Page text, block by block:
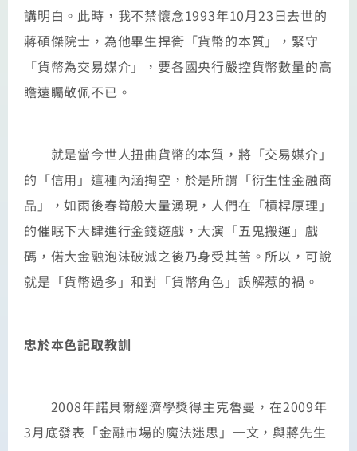
講明白。此時，我不禁懷念1993年10月23日去世的
蔣碩傑院士，為他畢生捍衛「貨幣的本質」，緊守
「貨幣為交易媒介」，要各國央行嚴控貨幣數量的高
瞻遠矚敬佩不已。
就是當今世人扭曲貨幣的本質，將「交易媒介」
的「信用」這種內涵掏空，於是所謂「衍生性金融商
品」，如雨後春筍般大量湧現，人們在「槓桿原理」
的催眠下大肆進行金錢遊戲，大演「五鬼搬運」戲
碼，偌大金融泡沫破滅之後乃身受其苦。所以，可說
就是「貨幣過多」和對「貨幣角色」誤解惹的禍。
忠於本色記取教訓
2008年諾貝爾經濟學獎得主克魯曼，在2009年
3月底發表「金融市場的魔法迷思」一文，與蔣先生